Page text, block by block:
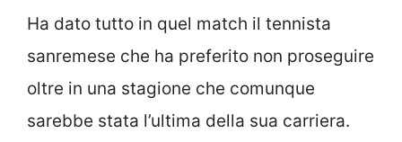
Ha dato tutto in quel match il tennista
sanremese che ha preferito non proseguire
oltre in una stagione che comunque
sarebbe stata l’ultima della sua carriera.